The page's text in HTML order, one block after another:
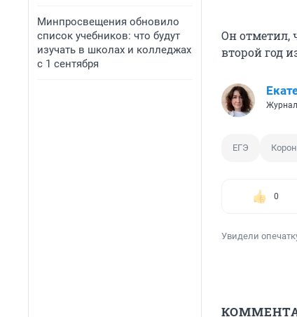
Минпросвещения обновило
список учебников: что будут
изучать в школах и колледжах
с 1 сентября
Он отметил,
второй год
ЕГЭ
0
Увидели